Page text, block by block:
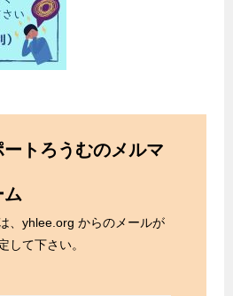
ートろうむのメルマ
ム
、yhlee.org からのメールが
して下さい。